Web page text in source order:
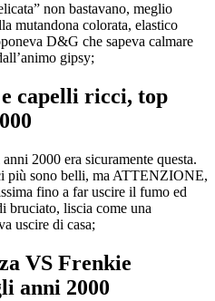
non bastavano, meglio
mutandona colorata, elastico
D&G che sapeva calmare
gipsy;
capelli ricci, top
2000 era sicuramente questa.
più sono belli, ma ATTENZIONE,
fino a far uscire il fumo ed
bruciato, liscia come una
uscire di casa;
VS Frenkie
anni 2000